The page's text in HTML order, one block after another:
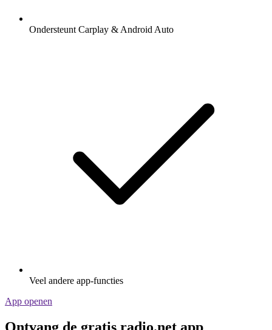
Ondersteunt Carplay & Android Auto
Veel andere app-functies
App openen